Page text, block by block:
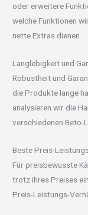
oder erweitere
welche Funktionen
nette Extras dienen.
Langlebigkeit und
Robustheit und
die Produkte lange
analysieren wir die
verschiedenen Beto-
Beste Preis-
Für preisbewusste
trotz ihres Preises
Preis-Leistungs-